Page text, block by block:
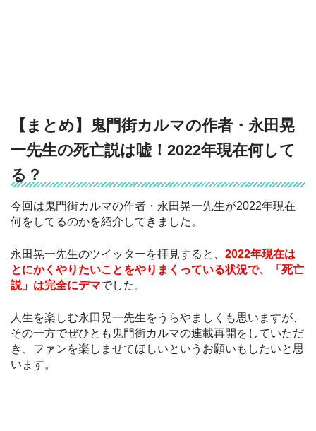
【まとめ】鬼門街カルマの作者・永田晃
一先生の死亡説は嘘！2022年現在何して
る？
今回は鬼門街カルマの作者・永田晃一先生が2022年現在
何をしてるのかを紹介してきました。
永田晃一先生のツイッターを拝見すると、 2022年現在は
とにかくやりたいことをやりまくっている状況で、「死亡
説」は完全にデマでした。
人生を楽しむ永田晃一先生をうらやましくも思いますが、
その一方でぜひとも鬼門街カルマの連載再開をしていただ
き、ファンを楽しませてほしいというお願いもしたいと思
います。